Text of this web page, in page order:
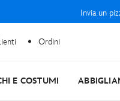
Invia un
Ordini
E COSTUMI